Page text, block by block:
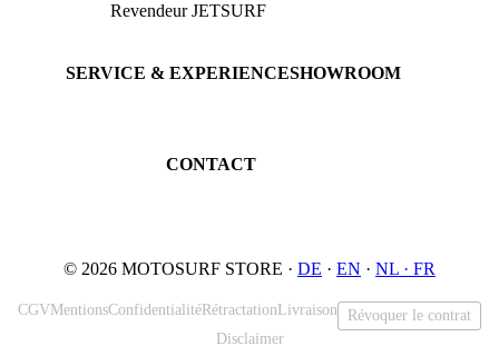
Revendeur JETSURF
SERVICE & EXPERIENCESHOWROOM
CONTACT
© 2026 MOTOSURF STORE · DE · EN · NL · FR
CGVMentionsConfidentialité Rétractation Livraison
Révoquer le contrat
Disclaimer